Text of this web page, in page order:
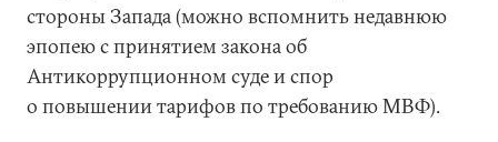
стороны Запада (можно вспомнить недавнюю
эпопею с принятием закона об
Антикоррупционном суде и спор
о повышении тарифов по требованию МВФ).